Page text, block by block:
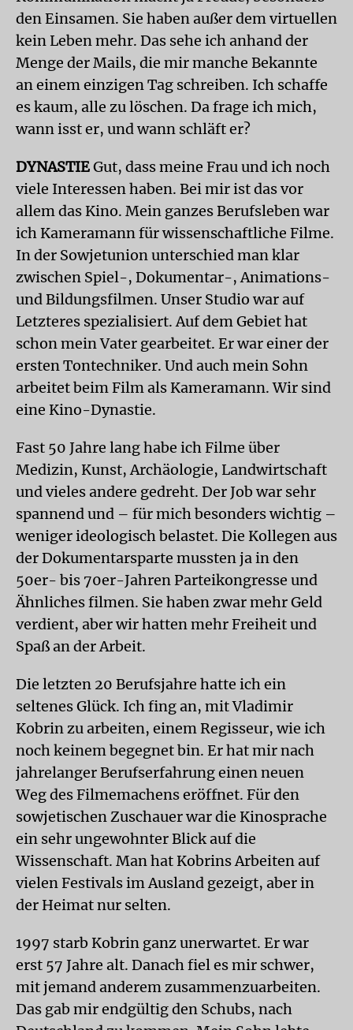
den Einsamen. Sie haben außer dem virtuellen
kein Leben mehr. Das sehe ich anhand der
Menge der Mails, die mir manche Bekannte
an einem einzigen Tag schreiben. Ich schaffe
es kaum, alle zu löschen. Da frage ich mich,
wann isst er, und wann schläft er?
DYNASTIEGut, dass meine Frau und ich noch
viele Interessen haben. Bei mir ist das vor
allem das Kino. Mein ganzes Berufsleben war
ich Kameramann für wissenschaftliche Filme.
In der Sowjetunion unterschied man klar
zwischen Spiel-, Dokumentar-, Animations-
und Bildungsfilmen. Unser Studio war auf
Letzteres spezialisiert. Auf dem Gebiet hat
schon mein Vater gearbeitet. Er war einer der
ersten Tontechniker. Und auch mein Sohn
arbeitet beim Film als Kameramann. Wir sind
eine Kino-Dynastie.
Fast 50 Jahre lang habe ich Filme über
Medizin, Kunst, Archäologie, Landwirtschaft
und vieles andere gedreht. Der Job war sehr
spannend und – für mich besonders wichtig –
weniger ideologisch belastet. Die Kollegen aus
der Dokumentarsparte mussten ja in den
50er- bis 70er-Jahren Parteikongresse und
Ähnliches filmen. Sie haben zwar mehr Geld
verdient, aber wir hatten mehr Freiheit und
Spaß an der Arbeit.
Die letzten 20 Berufsjahre hatte ich ein
seltenes Glück. Ich fing an, mit Vladimir
Kobrin zu arbeiten, einem Regisseur, wie ich
noch keinem begegnet bin. Er hat mir nach
jahrelanger Berufserfahrung einen neuen
Weg des Filmemachens eröffnet. Für den
sowjetischen Zuschauer war die Kinosprache
ein sehr ungewohnter Blick auf die
Wissenschaft. Man hat Kobrins Arbeiten auf
vielen Festivals im Ausland gezeigt, aber in
der Heimat nur selten.
1997 starb Kobrin ganz unerwartet. Er war
erst 57 Jahre alt. Danach fiel es mir schwer,
mit jemand anderem zusammenzuarbeiten.
Das gab mir endgültig den Schubs, nach